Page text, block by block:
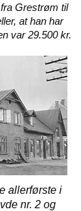
Grestrøm til
at han har
var 29.500 kr.
allerførste i
nr. 2 og